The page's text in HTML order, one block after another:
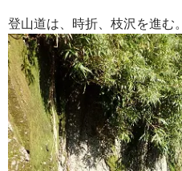
登山道は、時折、枝沢を進む。